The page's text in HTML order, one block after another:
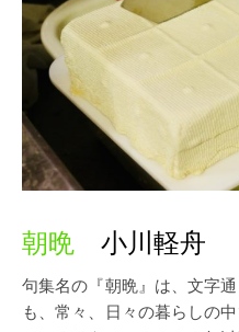
朝晩 小川軽舟
句集名の『朝晩』は、文字通り朝と晩であるとともに、いつ
も、常々、日々の暮らしの